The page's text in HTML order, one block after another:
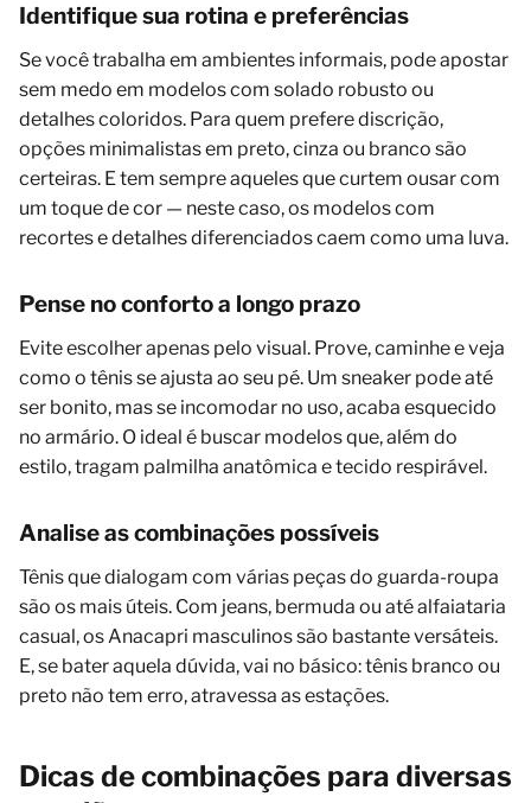
Identifique sua rotina e preferências
Se você trabalha em ambientes informais, pode apostar
sem medo em modelos com solado robusto ou
detalhes coloridos. Para quem prefere discrição,
opções minimalistas em preto, cinza ou branco são
certeiras. E tem sempre aqueles que curtem ousar com
um toque de cor — neste caso, os modelos com
recortes e detalhes diferenciados caem como uma luva.
Pense no conforto a longo prazo
Evite escolher apenas pelo visual. Prove, caminhe e veja
como o tênis se ajusta ao seu pé. Um sneaker pode até
ser bonito, mas se incomodar no uso, acaba esquecido
no armário. O ideal é buscar modelos que, além do
estilo, tragam palmilha anatômica e tecido respirável.
Analise as combinações possíveis
Tênis que dialogam com várias peças do guarda-roupa
são os mais úteis. Com jeans, bermuda ou até alfaiataria
casual, os Anacapri masculinos são bastante versáteis.
E, se bater aquela dúvida, vai no básico: tênis branco ou
preto não tem erro, atravessa as estações.
Dicas de combinações para diversas